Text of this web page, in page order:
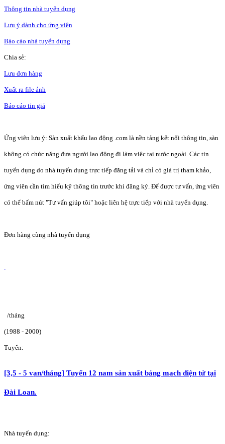
Thông tin nhà tuyển dụng
Lưu ý dành cho ứng viên
Báo cáo nhà tuyển dụng
Chia sẻ:
Lưu đơn hàng
Xuất ra file ảnh
Báo cáo tin giả
Ứng viên lưu ý: Sàn xuất khẩu lao động .com là nền tảng kết nối thông tin, sàn
không có chức năng đưa người lao động đi làm việc tại nước ngoài. Các tin
tuyển dụng do nhà tuyển dụng trực tiếp đăng tải và chỉ có giá trị tham khảo,
ứng viên cần tìm hiểu kỹ thông tin trước khi đăng ký. Để được tư vấn, ứng viên
có thể bấm nút "Tư vấn giúp tôi" hoặc liên hệ trực tiếp với nhà tuyển dụng.
Đơn hàng cùng nhà tuyển dụng
/tháng
(1988 - 2000)
Tuyển:
[3,5 - 5 vạn/tháng] Tuyển 12 nam sản xuất bảng mạch điện tử tại
Đài Loan.
Nhà tuyển dụng: